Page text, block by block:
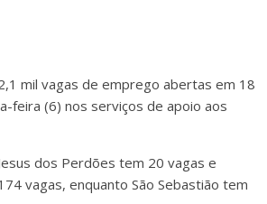
mil vagas de emprego abertas em 18
feira (6) nos serviços de apoio aos
dos Perdões tem 20 vagas e
vagas, enquanto São Sebastião tem